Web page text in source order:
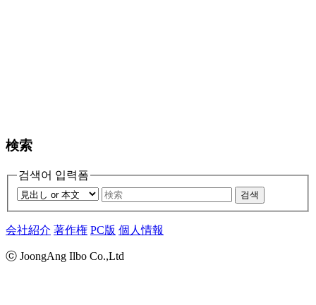
検索
검색어 입력폼
검색
会社紹介 著作権 PC版 個人情報
ⓒ JoongAng Ilbo Co.,Ltd